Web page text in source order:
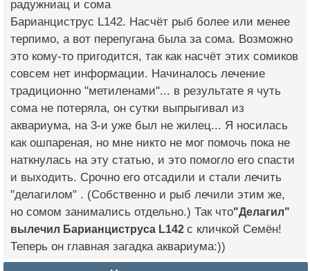
радужниац и сома
Барианциструс L142. Насчёт рыб более или менее
терпимо, а вот перепугана была за сома. Возможно
это кому-то пригодится, так как насчёт этих сомиков
совсем нет информации. Начиналось лечение
традиционно "метиленами"... в результате я чуть
сома не потеряла, он сутки выпрыгивал из
аквариума, на 3-и уже был не жилец... Я носилась
как ошпареная, но мне никто не мог помочь пока не
наткнулась на эту статью, и это помогло его спасти
и выходить. Срочно его отсадили и стали лечить
"делагилом" . (Собственно и рыб лечили этим же,
но сомом занимались отдельно.) Так что"Делагил"
вылечил Барианциструса L142 с кличкой Семён!
Теперь он главная загадка аквариума:))